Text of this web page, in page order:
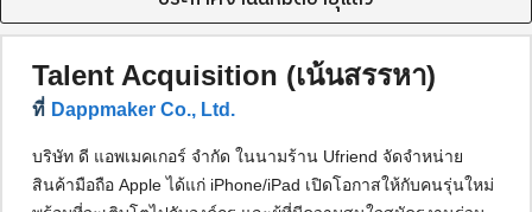
Talent Acquisition (เน้นสรรหา)
ที่ Dappmaker Co., Ltd.
บริษัท ดี แอพเมคเกอร์ จำกัด ในนามร้าน Ufriend จัดจำหน่าย
สินค้ามือถือ Apple ได้แก่ iPhone/iPad เปิดโอกาสให้กับคนรุ่นใหม่